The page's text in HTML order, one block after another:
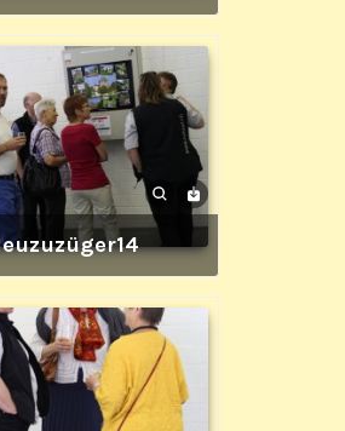
Neuzuzüger14